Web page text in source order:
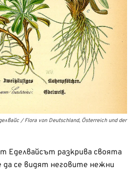
/ Flora von Deutschland, Österreich und der
Еделвайсът разкрива своята
да се видят неговите нежни